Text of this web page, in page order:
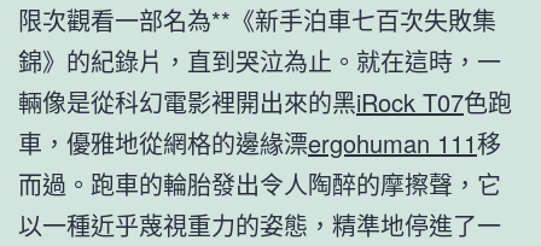
限次觀看一部名為**《新手泊車七百次失敗集
錦》的紀錄片，直到哭泣為止。就在這時，一
輛像是從科幻電影裡開出來的黑iRock T07色跑
車，優雅地從網格的邊緣漂ergohuman 111移
而過。跑車的輪胎發出令人陶醉的摩擦聲，它
以一種近乎蔑視重力的姿態，精準地停進了一